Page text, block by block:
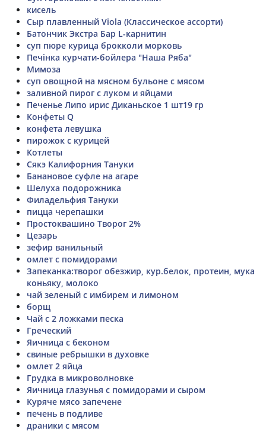
кисель
Сыр плавленный Viola (Классическое ассорти)
Батончик Экстра Бар L-карнитин
суп пюре курица брокколи морковь
Печінка курчати-бойлера "Наша Ряба"
Мимоза
суп овощной на мясном бульоне с мясом
заливной пирог с луком и яйцами
Печенье Липо ирис Диканьское 1 шт19 гр
Конфеты Q
конфета левушка
пирожок с курицей
Котлеты
Сякэ Калифорния Тануки
Банановое суфле на агаре
Шелуха подорожника
Филадельфия Тануки
пицца черепашки
Простоквашино Творог 2%
Цезарь
зефир ванильный
омлет с помидорами
Запеканка:творог обезжир, кур.белок, протеин, мука
коньяку, молоко
чай зеленый с имбирем и лимоном
борщ
Чай с 2 ложками песка
Греческий
Яичница с беконом
свиные ребрышки в духовке
омлет 2 яйца
Грудка в микроволновке
Яичница глазунья с помидорами и сыром
Куряче мясо запечене
печень в подливе
драники с мясом